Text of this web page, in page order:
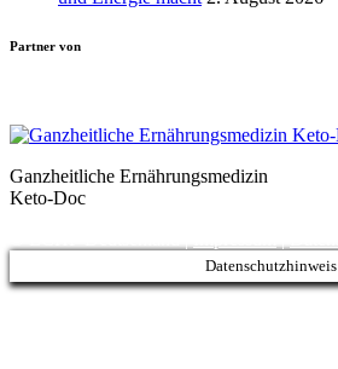
Partner von
Ganzheitliche Ernährungsmedizin
Keto-Doc
Datenschutzhinweis